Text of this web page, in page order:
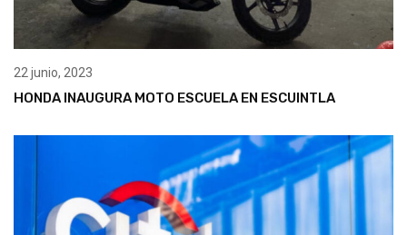
22 junio, 2023
HONDA INAUGURA MOTO ESCUELA EN ESCUINTLA